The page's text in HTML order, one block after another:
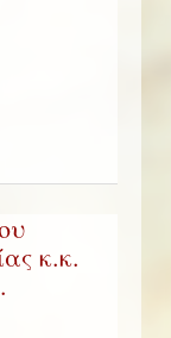
κ.κ.